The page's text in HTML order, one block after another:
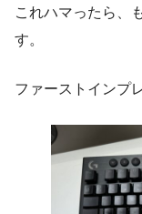
これハマったら、
す。
ファーストインプ